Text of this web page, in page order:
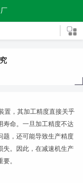
置，其加工精度直接关乎
寿命。一旦加工精度不达
题，还可能导致生产精度
失。因此，在减速机生产
。